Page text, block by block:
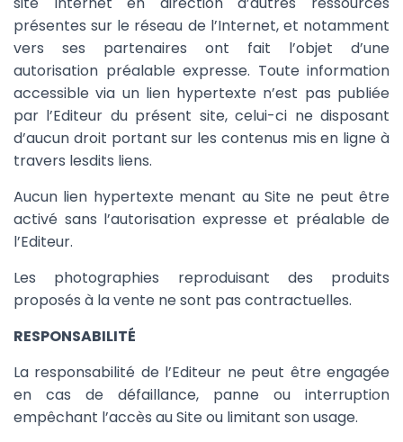
présentes sur le réseau de l’Internet, et notamment
vers ses partenaires ont fait l’objet d’une
autorisation préalable expresse. Toute information
accessible via un lien hypertexte n’est pas publiée
par l’Editeur du présent site, celui-ci ne disposant
d’aucun droit portant sur les contenus mis en ligne à
travers lesdits liens.
Aucun lien hypertexte menant au Site ne peut être
activé sans l’autorisation expresse et préalable de
l’Editeur.
Les photographies reproduisant des produits
proposés à la vente ne sont pas contractuelles.
RESPONSABILITÉ
La responsabilité de l’Editeur ne peut être engagée
en cas de défaillance, panne ou interruption
empêchant l’accès au Site ou limitant son usage.